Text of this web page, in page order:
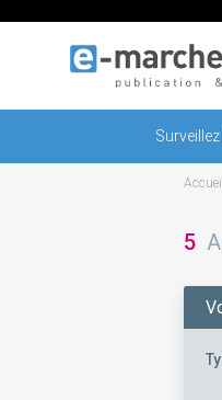
Accueil
5